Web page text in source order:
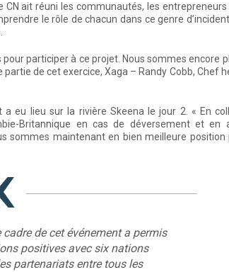
CN ait réuni les communautés, les
le rôle de chacun dans ce genre
participer à ce projet. Nous sommes encore
de cet exercice, Xaga – Randy Cobb, Chef
eu lieu sur la rivière Skeena le jour 2. « En
Britannique en cas de déversement et en
sommes maintenant en bien meilleure position
de cet événement a permis
positives avec six nations
partenariats entre tous les